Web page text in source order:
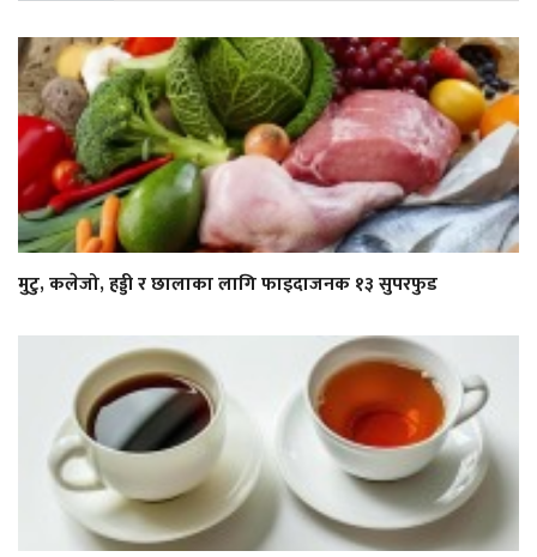
मुटु, कलेजो, हड्डी र छालाका लागि फाइदाजनक १३ सुपरफुड